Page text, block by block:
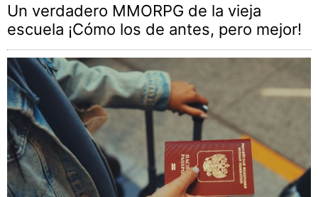
Un verdadero MMORPG de la vieja
escuela ¡Cómo los de antes, pero mejor!